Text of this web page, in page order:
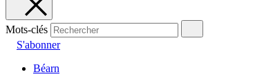
Mots-clés
S'abonner
Béarn